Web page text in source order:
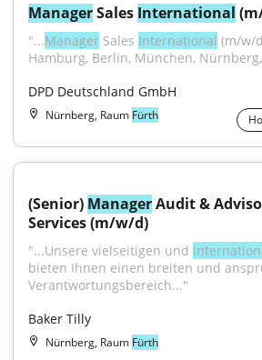
Manager Sales International
"...Manager Sales International (m/w/
Hamburg, Berlin, München,
DPD Deutschland GmbH
Nürnberg, Raum Fürth
(Senior) Manager Audit &
Services (m/w/d)
"...Unsere vielseitigen und
bieten Ihnen einen breiten und
Verantwortungsbereich..."
Baker Tilly
Nürnberg, Raum Fürth